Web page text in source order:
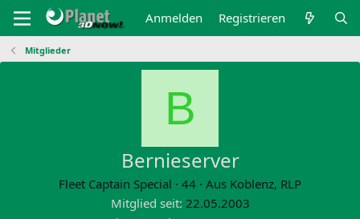
Anmelden Registrieren
Mitglieder
B
Bernieserver
Fleet Captain Special · 44 · Aus Koblenz, RLP
Mitglied seit 22.05.2003